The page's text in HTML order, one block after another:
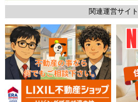
関連運営サイト